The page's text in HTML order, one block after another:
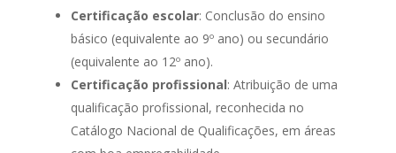
Certificação escolar: Conclusão do ensino
básico (equivalente ao 9º ano) ou secundário
(equivalente ao 12º ano).
Certificação profissional: Atribuição de uma
qualificação profissional, reconhecida no
Catálogo Nacional de Qualificações, em áreas